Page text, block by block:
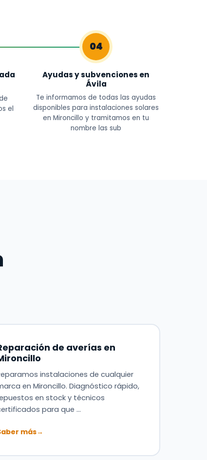
el
04
Ayudas y subvenciones en
Ávila
Te informamos de todas las ayudas
disponibles para instalaciones solares
en Mironcillo y tramitamos en tu
nombre las sub
de averías en
instalaciones de cualquier
en Mironcillo. Diagnóstico rápido,
en stock y técnicos
para que …
más→